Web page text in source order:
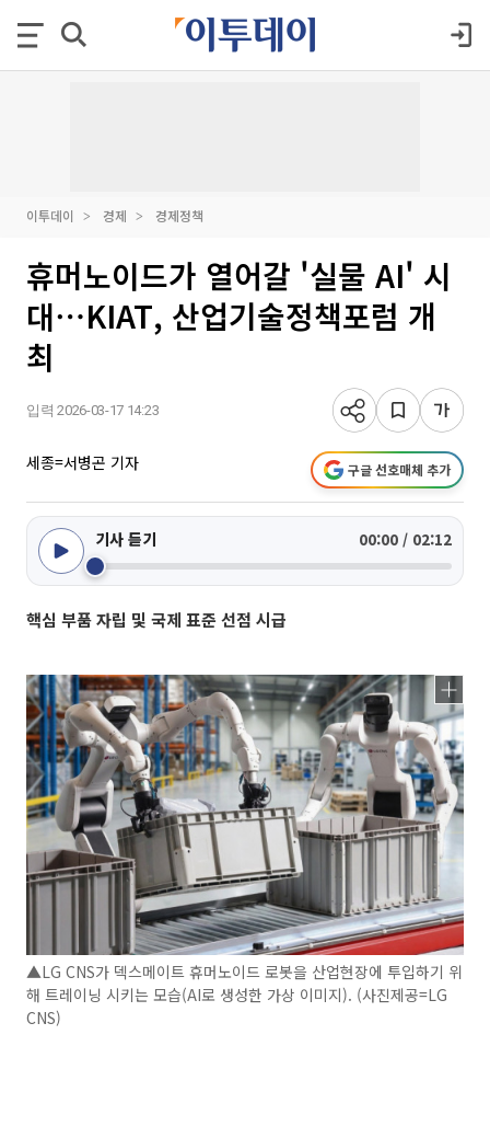
이투데이 경제 경제정책
휴머노이드가 열어갈 '실물 AI' 시
대⋯KIAT, 산업기술정책포럼 개
최
입력 2026-03-17 14:23
세종=서병곤 기자 구글 선호매체 추가
기사 듣기 00:00 / 02:12
핵심 부품 자립 및 국제 표준 선점 시급
▲LG CNS가 덱스메이트 휴머노이드 로봇을 산업현장에 투입하기 위
해 트레이닝 시키는 모습(AI로 생성한 가상 이미지). (사진제공=LG
CNS)